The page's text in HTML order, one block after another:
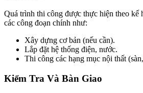
Quá trình thi công được thực hiện theo kế
các công đoạn chính như:
Xây dựng cơ bản (nếu cần).
Lắp đặt hệ thống điện, nước.
Thi công các hạng mục nội thất
Kiểm Tra Và Bàn Giao